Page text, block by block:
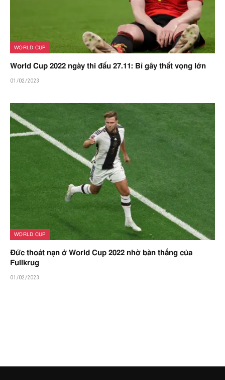
WORLD CUP
World Cup 2022 ngày thi đấu 27.11: Bỉ gây thất vọng lớn
01/02/2023
WORLD CUP
Đức thoát nạn ở World Cup 2022 nhờ bàn thắng của
Fullkrug
01/02/2023